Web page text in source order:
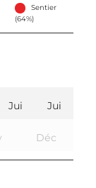
Sentier
(64%)
Jui Jui
Déc